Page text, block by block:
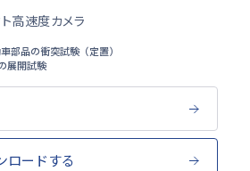
高速度カメラ
部品の衝突試験（定置）
展開試験
ロードする